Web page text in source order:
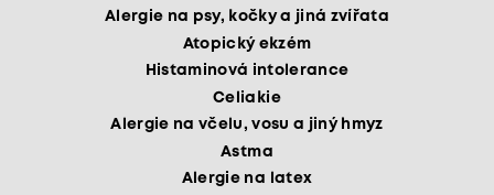
Alergie na psy, kočky a jiná zvířata
Atopický ekzém
Histaminová intolerance
Celiakie
Alergie na včelu, vosu a jiný hmyz
Astma
Alergie na latex